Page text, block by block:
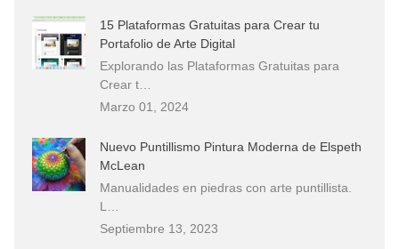
15 Plataformas Gratuitas para Crear tu
Portafolio de Arte Digital
Explorando las Plataformas Gratuitas para
Crear t…
Marzo 01, 2024
Nuevo Puntillismo Pintura Moderna de Elspeth
McLean
Manualidades en piedras con arte puntillista.
L…
Septiembre 13, 2023